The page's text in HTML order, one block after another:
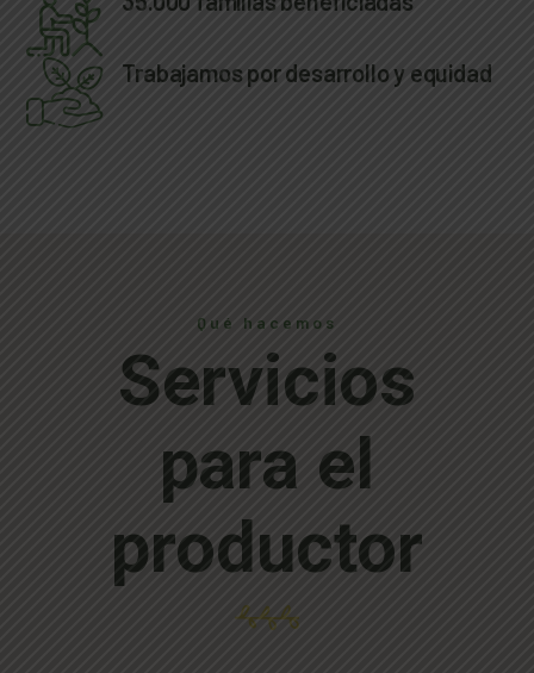
Trabajamos por desarrollo y equidad
Qué hacemos
Servicios
para el
productor